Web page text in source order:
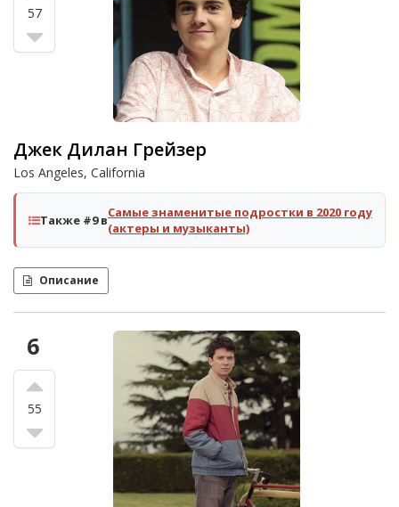
57
Джек Дилан Грейзер
Los Angeles, California
Также #9 вСамые знаменитые подростки в 2020 году
(актеры и музыканты)
Описание
6
55